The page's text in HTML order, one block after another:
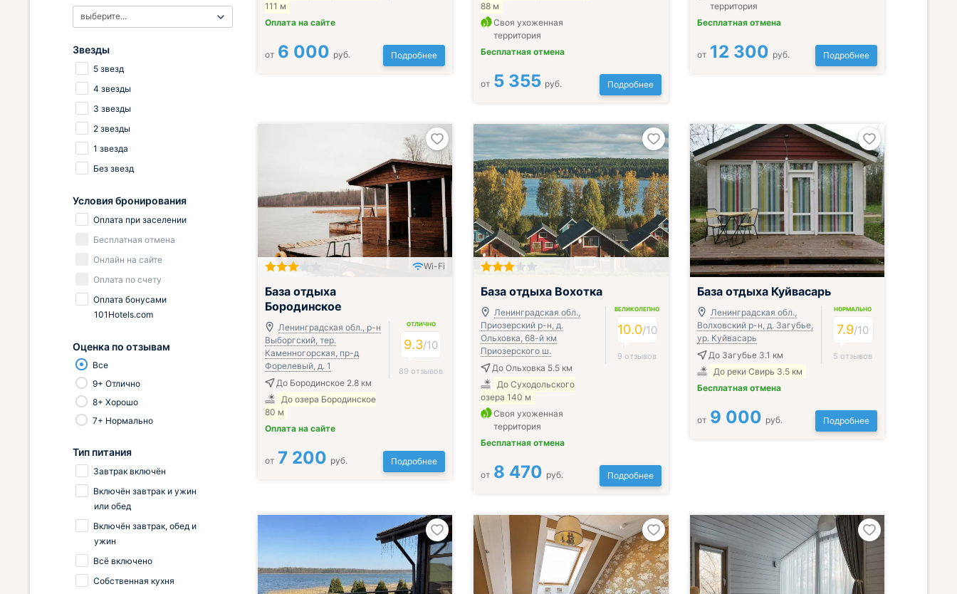
111 м
Оплата на сайте
от 6 000 руб. Подробнее
88 м
Своя ухоженная
территория
Бесплатная отмена
от 5 355 руб. Подробнее
территория
Бесплатная отмена
от 12 300 руб. Подробнее
Wi-Fi
База отдыха
Бородинское
Ленинградская обл., р-н
Выборгский, тер.
Каменногорская, пр-д
Форелевый, д. 1
До Бородинское 2.8 км
До озера Бородинское
80 м
Оплата на сайте
ОТЛИЧНО
9.3/10
89 отзывов
от 7 200 руб. Подробнее
База отдыха Вохотка
Ленинградская обл.,
Приозерский р-н, д.
Ольховка, 68-й км
Приозерского ш.
До Ольховка 5.5 км
До Суходольского
озера 140 м
Своя ухоженная
территория
Бесплатная отмена
ВЕЛИКОЛЕПНО
10.0/10
9 отзывов
от 8 470 руб. Подробнее
База отдыха Куйвасарь
Ленинградская обл.,
Волховский р-н, д. Загубье,
ур. Куйвасарь
До Загубье 3.1 км
До реки Свирь 3.5 км
Бесплатная отмена
НОРМАЛЬНО
7.9/10
5 отзывов
от 9 000 руб. Подробнее
выберите...
Звезды
5 звезд
4 звезды
3 звезды
2 звезды
1 звезда
Без звезд
Условия бронирования
Оплата при заселении
Бесплатная отмена
Онлайн на сайте
Оплата по счету
Оплата бонусами
101Hotels.com
Оценка по отзывам
Все
9+ Отлично
8+ Хорошо
7+ Нормально
Тип питания
Завтрак включён
Включён завтрак и ужин
или обед
Включён завтрак, обед и
ужин
Всё включено
Собственная кухня